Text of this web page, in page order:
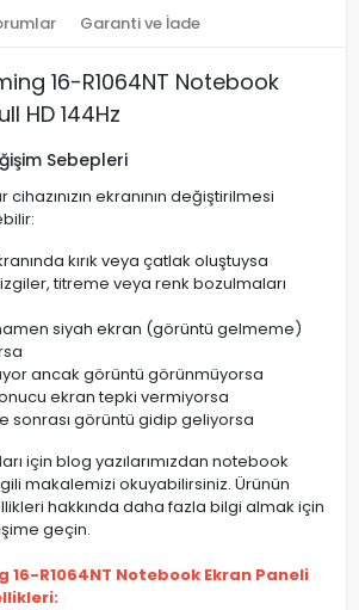
Garanti ve İade
16-R1064NT Notebook
HD 144Hz
Sebepleri
ekranının değiştirilmesi
kırık veya çatlak oluştuysa
titreme veya renk bozulmaları
siyah ekran (görüntü gelmeme)
ancak görüntü görünmüyorsa
ekran tepki vermiyorsa
sonrası görüntü gidip geliyorsa
için blog yazılarımızdan notebook
makalemizi okuyabilirsiniz. Ürünün
hakkında daha fazla bilgi almak için
geçin.
16-R1064NT Notebook Ekran Paneli